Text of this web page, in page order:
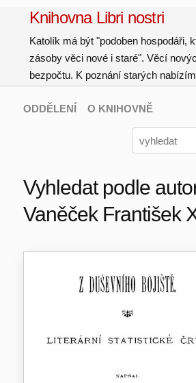
Knihovna Libri nostri
Katolík má být "podoben hospodáři,
zásoby věci nové i staré". Věcí
bezpočtu. K poznání starých
ODDĚLENÍ O KNIHOVNĚ
Vyhledat podle
Vaněček František